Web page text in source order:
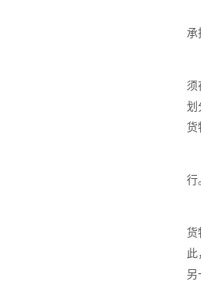
承
须
划
货
行
货
此
另